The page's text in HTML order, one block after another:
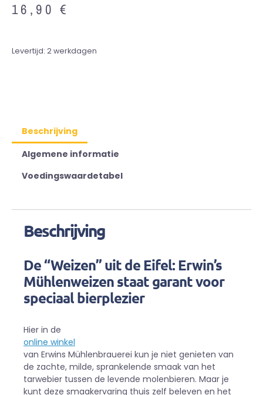
16,90€
Levertijd: 2 werkdagen
Beschrijving
Algemene informatie
Voedingswaardetabel
Beschrijving
De “Weizen” uit de Eifel: Erwin’s
Mühlenweizen staat garant voor
speciaal bierplezier
Hier in de
online winkel
van Erwins Mühlenbrauerei kun je niet genieten van
de zachte, milde, sprankelende smaak van het
tarwebier tussen de levende molenbieren. Maar je
kunt deze smaakervaring thuis zelf beleven en het